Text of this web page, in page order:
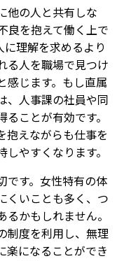
他の人と共有しな
良を抱えて働く上で
理解を求めるより
る人を職場で見つけ
感じます。もし直属
、人事課の社員や同
ことが有効です。
抱えながらも仕事を
やすくなります。
です。女性特有の体
くいことも多く、つ
かもしれません。
制度を利用し、無理
楽になることができ